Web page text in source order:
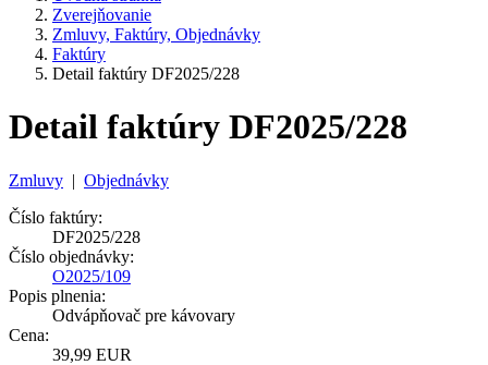
Zverejňovanie
Zmluvy, Faktúry, Objednávky
Faktúry
Detail faktúry DF2025/228
Detail faktúry DF2025/228
Zmluvy | Objednávky
Číslo faktúry:
DF2025/228
Číslo objednávky:
O2025/109
Popis plnenia:
Odvápňovač pre kávovary
Cena:
39,99 EUR